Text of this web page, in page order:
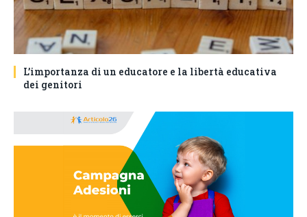
L’importanza di un educatore e la libertà educativa
dei genitori